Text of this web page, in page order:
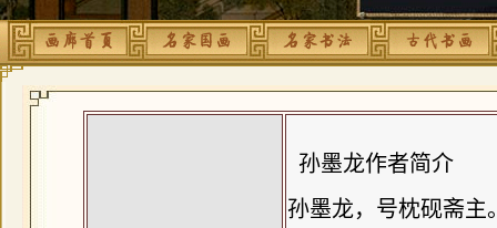
孙墨龙作者简介
孙墨龙，号枕砚斋主